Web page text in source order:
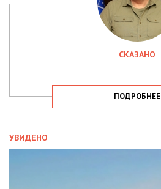
СКАЗАНО
ПОДРОБНЕЕ
УВИДЕНО